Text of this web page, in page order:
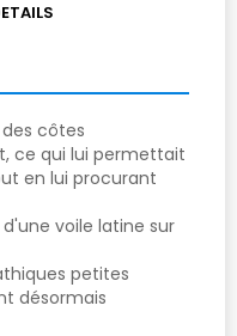
côtes
ce qui lui permettait
en lui procurant
voile latine sur
petites
désormais